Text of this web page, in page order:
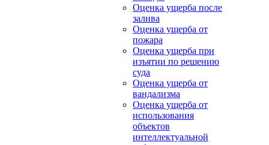
Оценка ущерба после
залива
Оценка ущерба от
пожара
Оценка ущерба при
изъятии по решению
суда
Оценка ущерба от
вандализма
Оценка ущерба от
использования
объектов
интеллектуальной